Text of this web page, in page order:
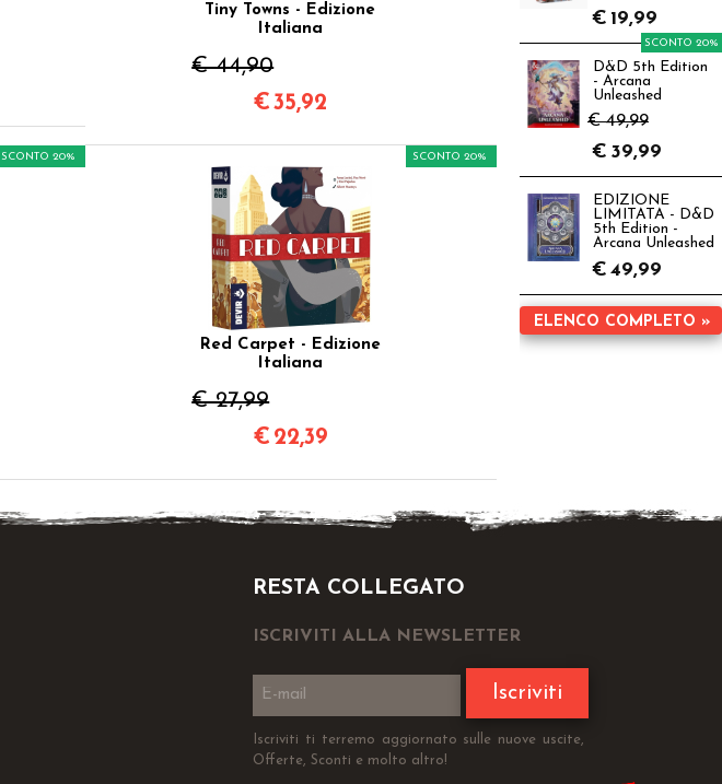
Tiny Towns - Edizione
Italiana
€ 44,90
€ 35,92
SCONTO 20%
Red Carpet - Edizione
Italiana
€ 27,99
SCONTO 20%
€ 22,39
€ 19,99
D&D 5th Edition
- Arcana
Unleashed
€ 49,99
SCONTO 20%
€ 39,99
EDIZIONE
LIMITATA - D&D
5th Edition -
Arcana Unleashed
€ 49,99
ELENCO COMPLETO »
RESTA COLLEGATO
ISCRIVITI ALLA NEWSLETTER
Iscriviti
Iscriviti ti terremo aggiornato sulle nuove uscite,
Offerte, Sconti e molto altro!